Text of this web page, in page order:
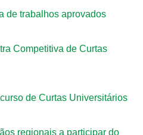
de trabalhos aprovados
Competitiva de Curtas
de Curtas Universitários
regionais a participar do